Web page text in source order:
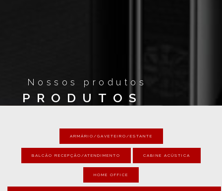
Nossos produtos
PRODUTOS
ARMÁRIO/GAVETEIRO/ESTANTE
BALCÃO RECEPÇÃO/ATENDIMENTO CABINE ACÚSTICA
HOME OFFICE